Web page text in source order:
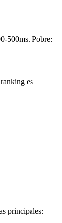
500ms. Pobre:
es
principales: